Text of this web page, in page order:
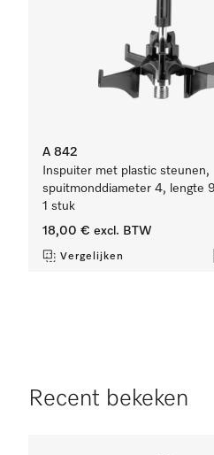
A 842
Inspuiter met plastic steunen,
spuitmonddiameter 4, lengte
1 stuk
18,00 € excl. BTW
Vergelijken
Recent bekeken